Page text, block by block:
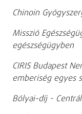
Chinoin
Misszió
egészségügyben
CIRIS Budapest
emberiség egyes
Bólyai-díj -